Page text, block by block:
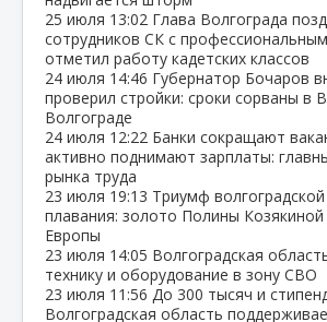
25 июля 13:02 Глава Волгограда
сотрудников СК с
отметил работу кадетских классов
24 июля 14:46 Губернатор Бочаров
проверил стройки: сроки сорваны в
Волгограде
24 июля 12:22 Банки сокращают
активно поднимают зарплаты:
рынка труда
23 июля 19:13 Триумф
плавания: золото Полины Козякиной
Европы
23 июля 14:05 Волгоградская
технику и оборудование в зону СВО
23 июля 11:56 До 300 тысяч и
Волгоградская область